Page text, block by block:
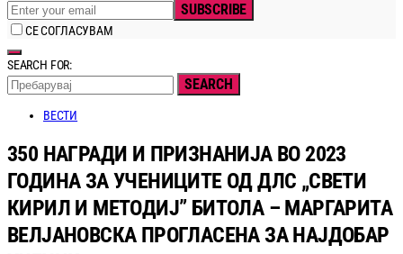
SUBSCRIBE
СЕ СОГЛАСУВАМ
SEARCH FOR:
SEARCH
ВЕСТИ
350 НАГРАДИ И ПРИЗНАНИЈА ВО 2023
ГОДИНА ЗА УЧЕНИЦИТЕ ОД ДЛС „СВЕТИ
КИРИЛ И МЕТОДИЈ” БИТОЛА – МАРГАРИТА
ВЕЛЈАНОВСКА ПРОГЛАСЕНА ЗА НАЈДОБАР